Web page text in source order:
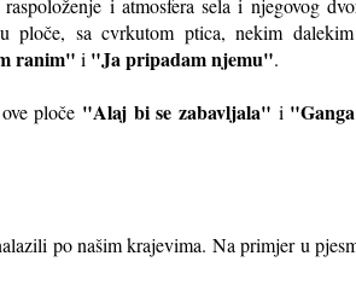
ploče, sa cvrkutom ptica, nekim
ranim" i "Ja pripadam njemu".
ploče "Alaj bi se zabavljala" i
po našim krajevima. Na primjer u